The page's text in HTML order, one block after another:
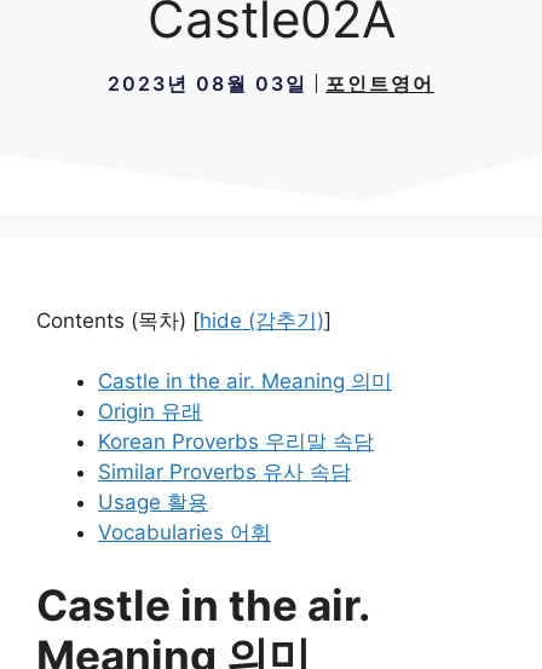
Castle02A
2023년 08월 03일 포인트영어
Contents (목차) [hide (감추기)]
Castle in the air. Meaning 의미
Origin 유래
Korean Proverbs 우리말 속담
Similar Proverbs 유사 속담
Usage 활용
Vocabularies 어휘
Castle in the air.
Meaning 의미